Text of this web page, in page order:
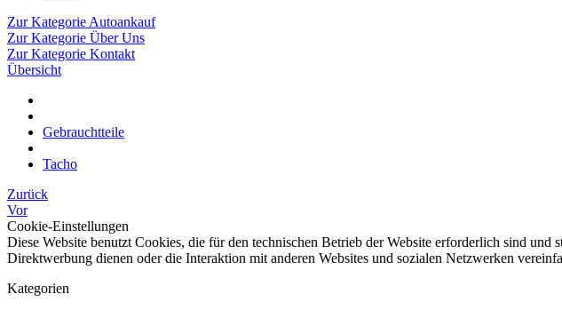
Zur Kategorie Autoankauf
Zur Kategorie Über Uns
Zur Kategorie Kontakt
Übersicht
Gebrauchtteile
Tacho
Zurück
Vor
Cookie-Einstellungen
Diese Website benutzt Cookies, die für den technischen Betrieb der Website erforderlich sind
Direktwerbung dienen oder die Interaktion mit anderen Websites und sozialen Netzwerken
Kategorien